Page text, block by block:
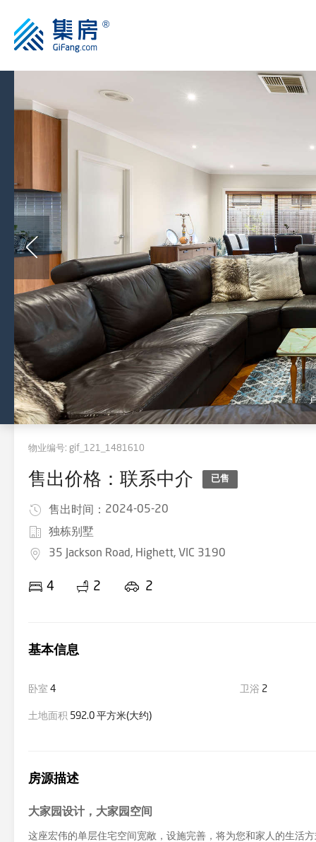
物业编号: gif_121_1481610
售出价格：联系中介 已售
售出时间： 2024-05-20
独栋别墅
35 Jackson Road, Highett, VIC 3190
4 2 2
基本信息
卧室 4 卫浴 2
土地面积 592.0 平方米(大约)
房源描述
大家园设计，大家园空间
这座宏伟的单层住宅空间宽敞，设施完善，将为您和家人的生活